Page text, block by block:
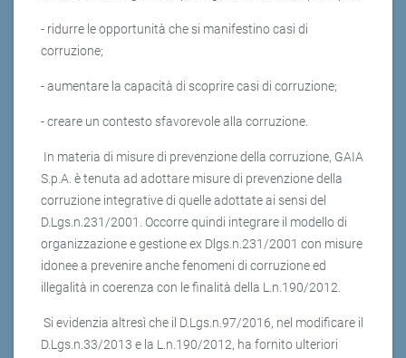
- ridurre le opportunità che si manifestino casi di
corruzione;
- aumentare la capacità di scoprire casi di corruzione;
- creare un contesto sfavorevole alla corruzione.
In materia di misure di prevenzione della corruzione, GAIA
S.p.A. è tenuta ad adottare misure di prevenzione della
corruzione integrative di quelle adottate ai sensi del
D.Lgs.n.231/2001. Occorre quindi integrare il modello di
organizzazione e gestione ex Dlgs.n.231/2001 con misure
idonee a prevenire anche fenomeni di corruzione ed
illegalità in coerenza con le finalità della L.n.190/2012.
Si evidenzia altresì che il D.Lgs.n.97/2016, nel modificare il
D.Lgs.n.33/2013 e la L.n.190/2012, ha fornito ulteriori